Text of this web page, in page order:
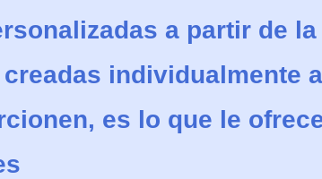
a partir de
individualmente
es lo que le